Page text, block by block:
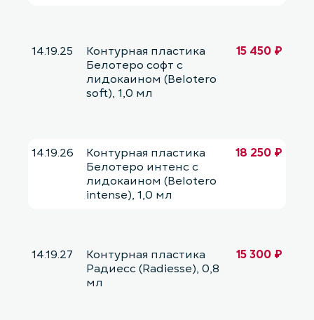
14.19.25
Контурная пластика
Белотеро софт с
лидокаином (Belotero
soft), 1,0 мл
15 450 ₽
14.19.26
Контурная пластика
Белотеро интенс с
лидокаином (Belotero
intense), 1,0 мл
18 250 ₽
14.19.27
Контурная пластика
Радиесс (Radiesse), 0,8
мл
15 300 ₽